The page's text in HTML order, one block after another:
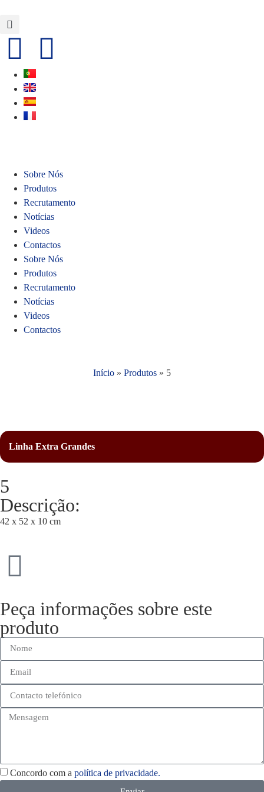
Sobre Nós
Produtos
Recrutamento
Notícias
Videos
Contactos
Sobre Nós
Produtos
Recrutamento
Notícias
Videos
Contactos
Início » Produtos » 5
Linha Extra Grandes
5
Descrição:
42 x 52 x 10 cm
Peça informações sobre este
produto
Concordo com a política de privacidade.